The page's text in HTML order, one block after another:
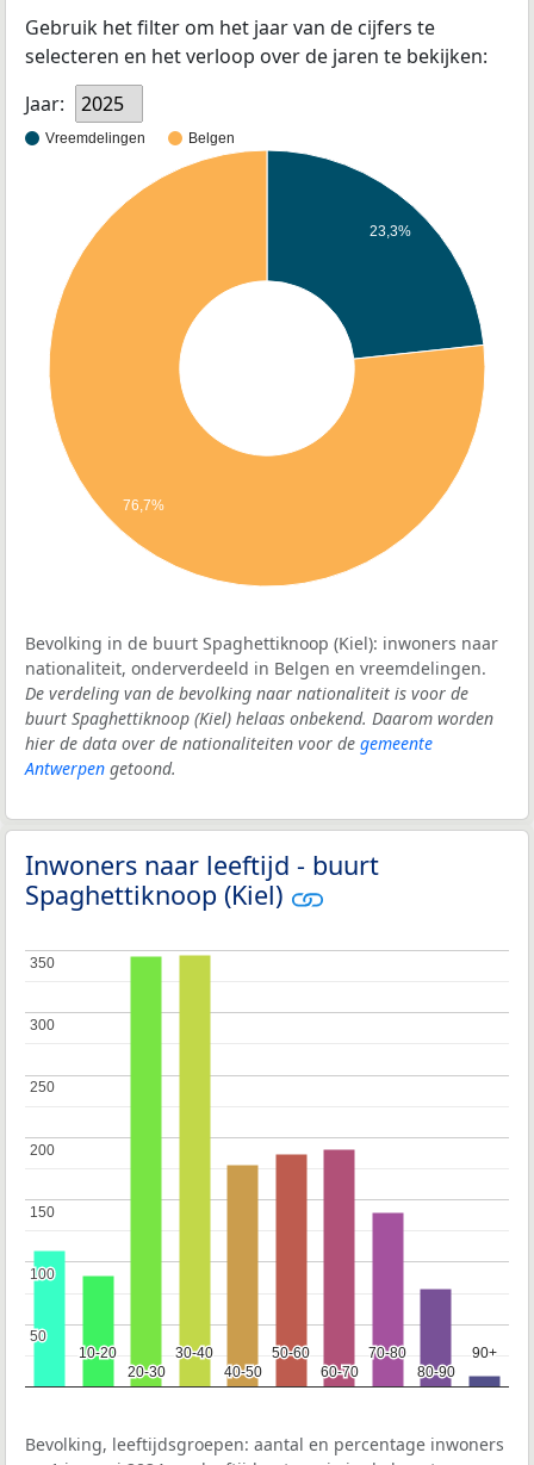
Gebruik het filter om het jaar van de cijfers te
selecteren en het verloop over de jaren te bekijken:
Jaar:
2025
Vreemdelingen Belgen
23,3%
76,7%
Bevolking in de buurt Spaghettiknoop (Kiel): inwoners naar
nationaliteit, onderverdeeld in Belgen en vreemdelingen.
De verdeling van de bevolking naar nationaliteit is voor de
buurt Spaghettiknoop (Kiel) helaas onbekend. Daarom worden
hier de data over de nationaliteiten voor de gemeente
Antwerpen getoond.
Inwoners naar leeftijd - buurt
Spaghettiknoop (Kiel)
10-20
10-20
20-30
20-30
30-40
30-40
40-50
40-50
50-60
50-60
60-70
60-70
70-80
70-80
80-90
80-90
90+
90+
50
50
100
100
150
150
200
200
250
250
300
300
350
350
Bevolking, leeftijdsgroepen: aantal en percentage inwoners